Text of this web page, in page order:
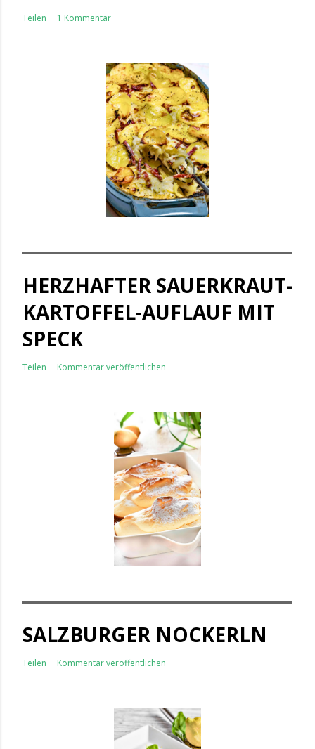
Teilen 1 Kommentar
HERZHAFTER SAUERKRAUT-
KARTOFFEL-AUFLAUF MIT
SPECK
Teilen Kommentar veröffentlichen
SALZBURGER NOCKERLN
Teilen Kommentar veröffentlichen